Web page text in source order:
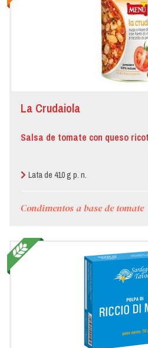
La Crudaiola
Salsa de tomate con queso
Lata de 410 g p. n.
Condimentos a base de tomate